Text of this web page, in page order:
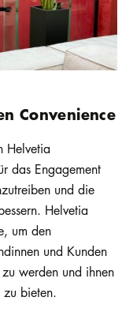
Convenience
Helvetia
das Engagement
und die
Helvetia
um den
und Kunden
werden und ihnen
zu bieten.